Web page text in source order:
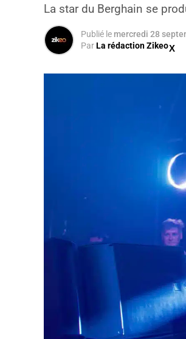
La star du Berghain se
Publié le mercredi 28
ParLa rédaction Zikeo